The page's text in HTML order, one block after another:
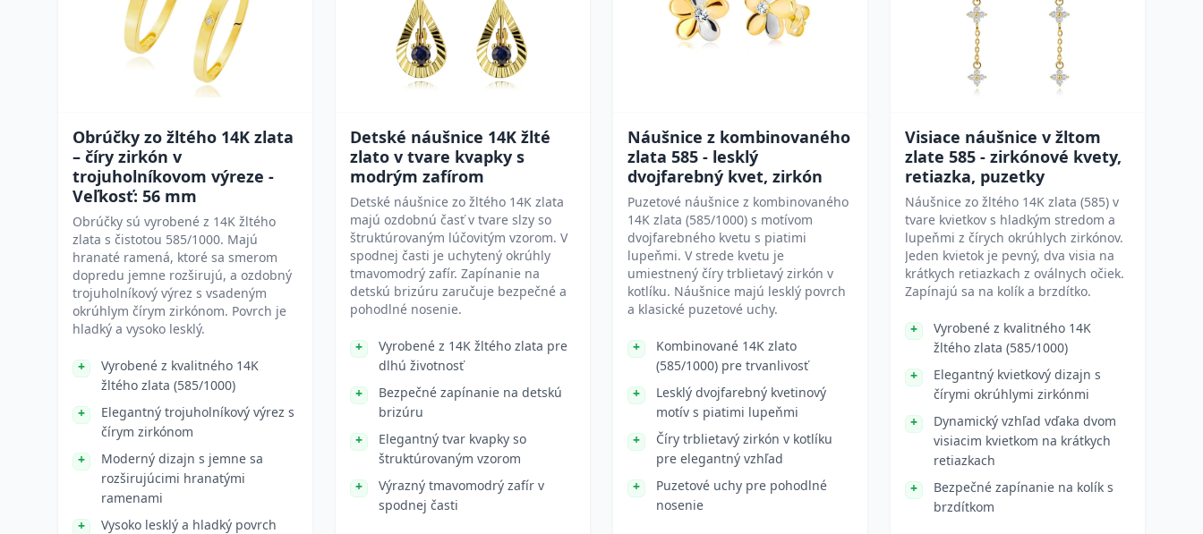
Obrúčky zo žltého 14K zlata
– číry zirkón v
trojuholníkovom výreze -
Veľkosť: 56 mm
Obrúčky sú vyrobené z 14K žltého
zlata s čistotou 585/1000. Majú
hranaté ramená, ktoré sa smerom
dopredu jemne rozširujú, a ozdobný
trojuholníkový výrez s vsadeným
okrúhlym čírym zirkónom. Povrch je
hladký a vysoko lesklý.
Vyrobené z kvalitného 14K
žltého zlata (585/1000)
Elegantný trojuholníkový výrez s
čírym zirkónom
Moderný dizajn s jemne sa
rozširujúcimi hranatými
ramenami
Vysoko lesklý a hladký povrch
Detské náušnice 14K žlté
zlato v tvare kvapky s
modrým zafírom
Detské náušnice zo žltého 14K zlata
majú ozdobnú časť v tvare slzy so
štruktúrovaným lúčovitým vzorom. V
spodnej časti je uchytený okrúhly
tmavomodrý zafír. Zapínanie na
detskú brizúru zaručuje bezpečné a
pohodlné nosenie.
Vyrobené z 14K žltého zlata pre
dlhú životnosť
Bezpečné zapínanie na detskú
brizúru
Elegantný tvar kvapky so
štruktúrovaným vzorom
Výrazný tmavomodrý zafír v
spodnej časti
Náušnice z kombinovaného
zlata 585 - lesklý
dvojfarebný kvet, zirkón
Puzetové náušnice z kombinovaného
14K zlata (585/1000) s motívom
dvojfarebného kvetu s piatimi
lupeňmi. V strede kvetu je
umiestnený číry trblietavý zirkón v
kotlíku. Náušnice majú lesklý povrch
a klasické puzetové uchy.
Kombinované 14K zlato
(585/1000) pre trvanlivosť
Lesklý dvojfarebný kvetinový
motív s piatimi lupeňmi
Číry trblietavý zirkón v kotlíku
pre elegantný vzhľad
Puzetové uchy pre pohodlné
nosenie
Visiace náušnice v žltom
zlate 585 - zirkónové kvety,
retiazka, puzetky
Náušnice zo žltého 14K zlata (585) v
tvare kvietkov s hladkým stredom a
lupeňmi z čírych okrúhlych zirkónov.
Jeden kvietok je pevný, dva visia na
krátkych retiazkach z oválnych očiek.
Zapínajú sa na kolík a brzdítko.
Vyrobené z kvalitného 14K
žltého zlata (585/1000)
Elegantný kvietkový dizajn s
čírymi okrúhlymi zirkónmi
Dynamický vzhľad vďaka dvom
visiacim kvietkom na krátkych
retiazkach
Bezpečné zapínanie na kolík s
brzdítkom